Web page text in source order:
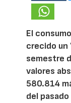
El
crecido un
semestre
valores
580.814
del